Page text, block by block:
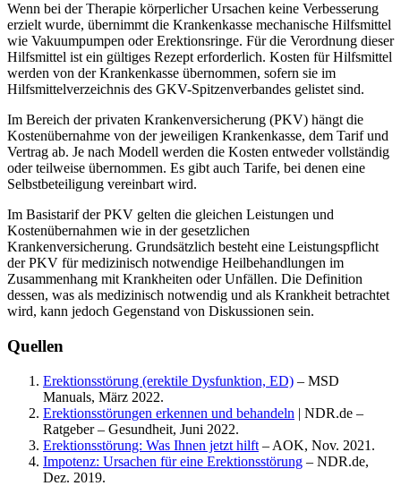
Wenn bei der Therapie körperlicher Ursachen keine Verbesserung
erzielt wurde, übernimmt die Krankenkasse mechanische Hilfsmittel
wie Vakuumpumpen oder Erektionsringe. Für die Verordnung dieser
Hilfsmittel ist ein gültiges Rezept erforderlich. Kosten für Hilfsmittel
werden von der Krankenkasse übernommen, sofern sie im
Hilfsmittelverzeichnis des GKV-Spitzenverbandes gelistet sind.
Im Bereich der privaten Krankenversicherung (PKV) hängt die
Kostenübernahme von der jeweiligen Krankenkasse, dem Tarif und
Vertrag ab. Je nach Modell werden die Kosten entweder vollständig
oder teilweise übernommen. Es gibt auch Tarife, bei denen eine
Selbstbeteiligung vereinbart wird.
Im Basistarif der PKV gelten die gleichen Leistungen und
Kostenübernahmen wie in der gesetzlichen
Krankenversicherung. Grundsätzlich besteht eine Leistungspflicht
der PKV für medizinisch notwendige Heilbehandlungen im
Zusammenhang mit Krankheiten oder Unfällen. Die Definition
dessen, was als medizinisch notwendig und als Krankheit betrachtet
wird, kann jedoch Gegenstand von Diskussionen sein.
Quellen
Erektionsstörung (erektile Dysfunktion, ED) – MSD
Manuals, März 2022.
Erektionsstörungen erkennen und behandeln | NDR.de –
Ratgeber – Gesundheit, Juni 2022.
Erektionsstörung: Was Ihnen jetzt hilft – AOK, Nov. 2021.
Impotenz: Ursachen für eine Erektionsstörung – NDR.de,
Dez. 2019.